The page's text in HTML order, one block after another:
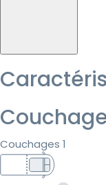
Couchages 1